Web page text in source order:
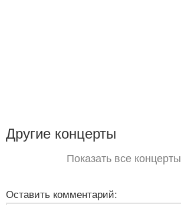
Другие концерты
Показать все концерты
Оставить комментарий: